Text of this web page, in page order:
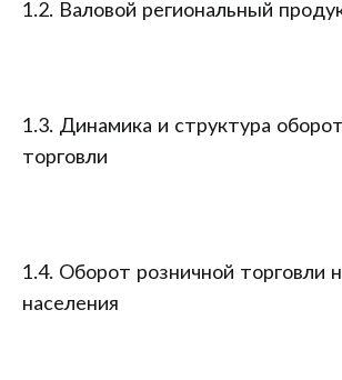
1.2. Валовой региональный
1.3. Динамика и структура
торговли
1.4. Оборот розничной торговли
населения